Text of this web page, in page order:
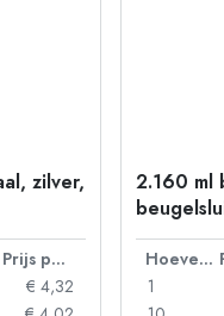
zilver,
Prijs per eenheid
€ 4,32
2.160 ml
Hoeveelheid
1